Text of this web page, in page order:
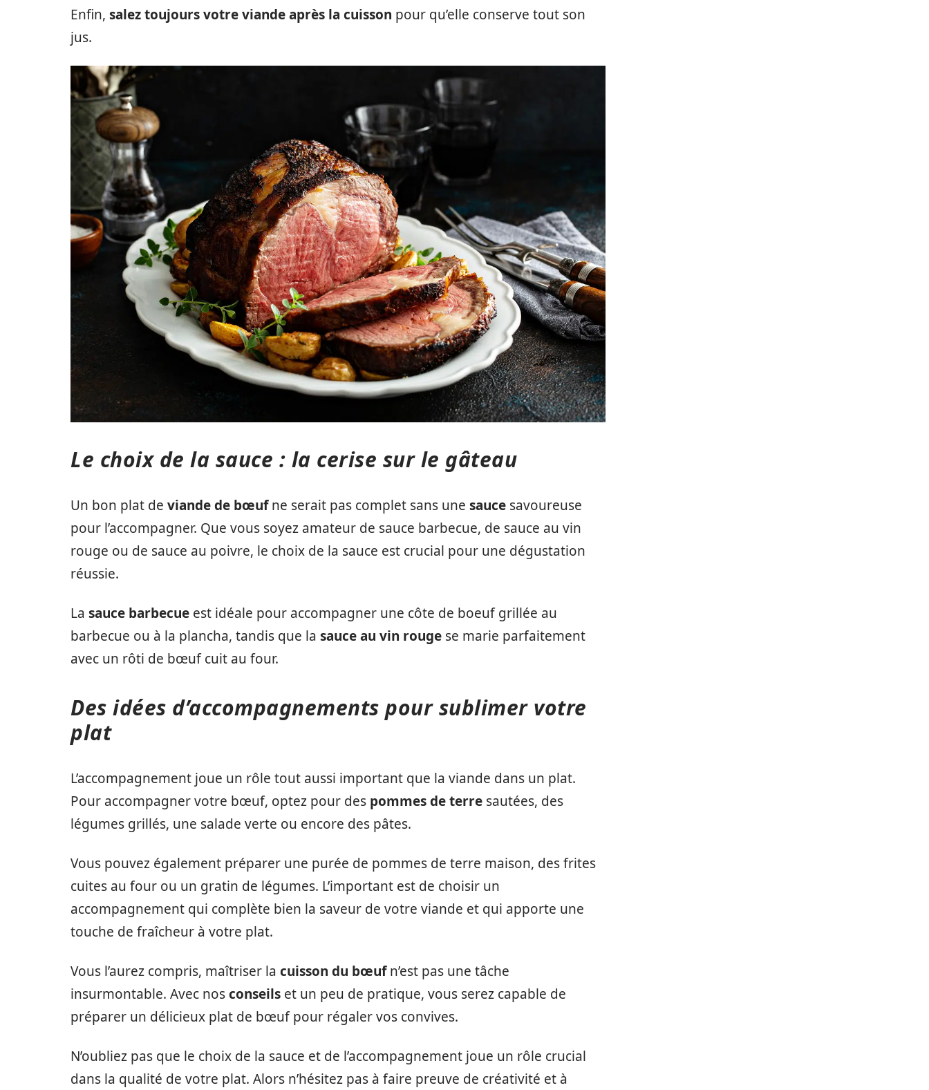
Enfin, salez toujours votre viande après la cuisson pour qu’elle conserve tout son
jus.
Le choix de la sauce : la cerise sur le gâteau
Un bon plat de viande de bœufne serait pas complet sans une sauce savoureuse
pour l’accompagner. Que vous soyez amateur de sauce barbecue, de sauce au vin
rouge ou de sauce au poivre, le choix de la sauce est crucial pour une dégustation
réussie.
La sauce barbecue est idéale pour accompagner une côte de boeuf grillée au
barbecue ou à la plancha, tandis que la sauce au vin rouge se marie parfaitement
avec un rôti de bœuf cuit au four.
Des idées d’accompagnements pour sublimer votre
plat
L’accompagnement joue un rôle tout aussi important que la viande dans un plat.
Pour accompagner votre bœuf, optez pour des pommes de terre sautées, des
légumes grillés, une salade verte ou encore des pâtes.
Vous pouvez également préparer une purée de pommes de terre maison, des frites
cuites au four ou un gratin de légumes. L’important est de choisir un
accompagnement qui complète bien la saveur de votre viande et qui apporte une
touche de fraîcheur à votre plat.
Vous l’aurez compris, maîtriser la cuisson du bœufn’est pas une tâche
insurmontable. Avec nosconseils et un peu de pratique, vous serez capable de
préparer un délicieux plat de bœuf pour régaler vos convives.
N’oubliez pas que le choix de la sauce et de l’accompagnement joue un rôle crucial
dans la qualité de votre plat. Alors n’hésitez pas à faire preuve de créativité et à